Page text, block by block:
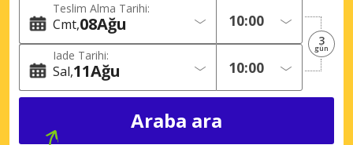
Teslim Alma Tarihi:
Cmt 08Ağu
Iade Tarihi:
Sal 11Ağu
3
gün